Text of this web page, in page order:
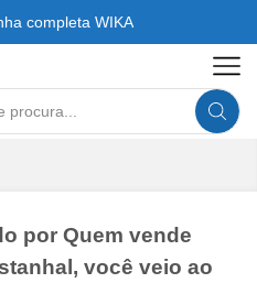
completa WIKA
Search
por Quem vende
você veio ao